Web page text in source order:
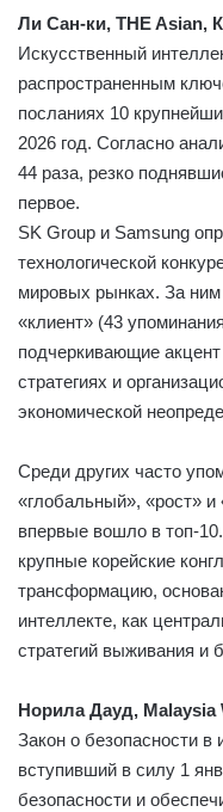
Ли Сан-ки, THE Asian,
Искусственный
распространенным
посланиях 10
2026 год. Согласно
44 раза, резко
первое.
SK Group и Samsung
технологической
мировых рынках. За
«клиент» (43
подчеркивающие
стратегиях и
экономической
Среди других часто
«глобальный», «рост» и
впервые вошло в топ-
крупные корейские
трансформацию,
интеллекте, как
стратегий выживания и
Норила Дауд, Malaysia
Закон о безопасности в
вступивший в силу 1
безопасности и